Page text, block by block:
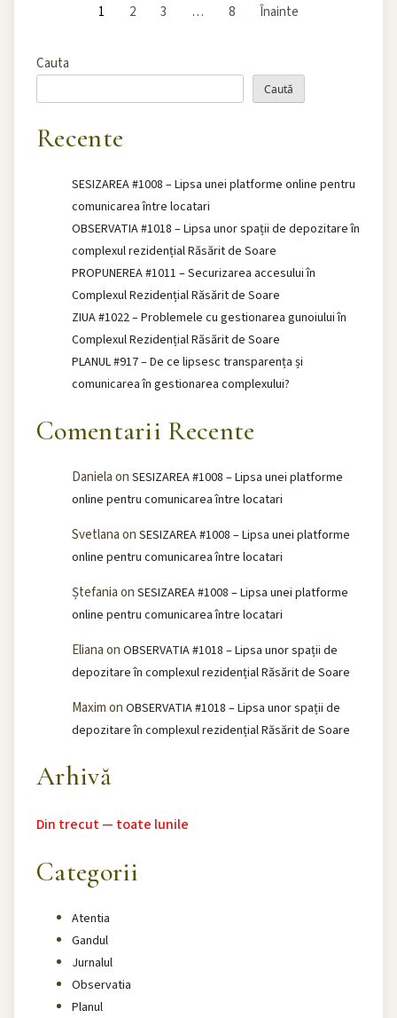
1 2 3 … 8 Înainte
Cauta
Caută
Recente
SESIZAREA #1008 – Lipsa unei platforme online pentru
comunicarea între locatari
OBSERVATIA #1018 – Lipsa unor spații de depozitare în
complexul rezidențial Răsărit de Soare
PROPUNEREA #1011 – Securizarea accesului în
Complexul Rezidențial Răsărit de Soare
ZIUA #1022 – Problemele cu gestionarea gunoiului în
Complexul Rezidențial Răsărit de Soare
PLANUL #917 – De ce lipsesc transparența și
comunicarea în gestionarea complexului?
Comentarii Recente
Danielaon SESIZAREA #1008 – Lipsa unei platforme
online pentru comunicarea între locatari
Svetlanaon SESIZAREA #1008 – Lipsa unei platforme
online pentru comunicarea între locatari
Ștefaniaon SESIZAREA #1008 – Lipsa unei platforme
online pentru comunicarea între locatari
Elianaon OBSERVATIA #1018 – Lipsa unor spații de
depozitare în complexul rezidențial Răsărit de Soare
Maximon OBSERVATIA #1018 – Lipsa unor spații de
depozitare în complexul rezidențial Răsărit de Soare
Arhivă
Din trecut — toate lunile
Categorii
Atentia
Gandul
Jurnalul
Observatia
Planul